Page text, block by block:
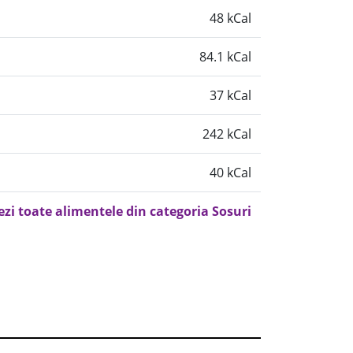
48 kCal
84.1 kCal
37 kCal
242 kCal
40 kCal
toate alimentele din categoria Sosuri